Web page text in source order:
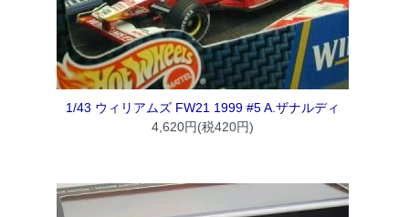
1/43 ウィリアムズ FW21 1999 #5 A.ザナルディ
4,620円(税420円)